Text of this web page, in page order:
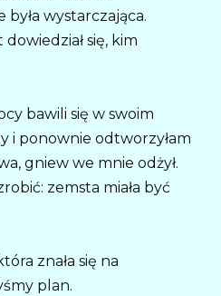
wystarczająca.
dowiedział się, kim
bawili się w swoim
i ponownie odtworzyłam
gniew we mnie odżył.
zemsta miała być
znała się na
plan.